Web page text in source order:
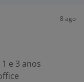
8 ago
e 3 anos